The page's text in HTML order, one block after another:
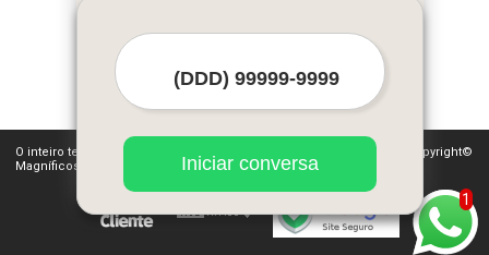
O inteiro teor deste site está sujeito à proteção de direitos autorais. Copyright©
Magníficos Pizza (Lei 9610 de 19/02/1998)
1
Iniciar conversa